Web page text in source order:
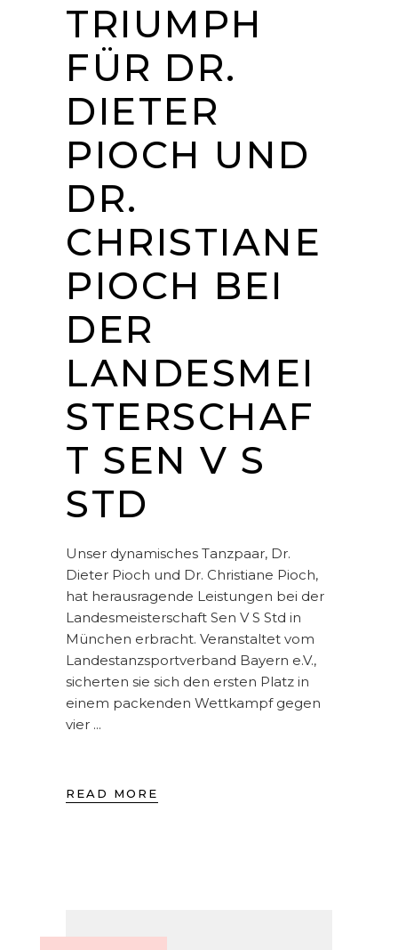
TRIUMPH
FÜR DR.
DIETER
PIOCH UND
DR.
CHRISTIANE
PIOCH BEI
DER
LANDESMEI
STERSCHAF
T SEN V S
STD
Unser dynamisches Tanzpaar, Dr.
Dieter Pioch und Dr. Christiane Pioch,
hat herausragende Leistungen bei der
Landesmeisterschaft Sen V S Std in
München erbracht. Veranstaltet vom
Landestanzsportverband Bayern e.V.,
sicherten sie sich den ersten Platz in
einem packenden Wettkampf gegen
vier
READ MORE